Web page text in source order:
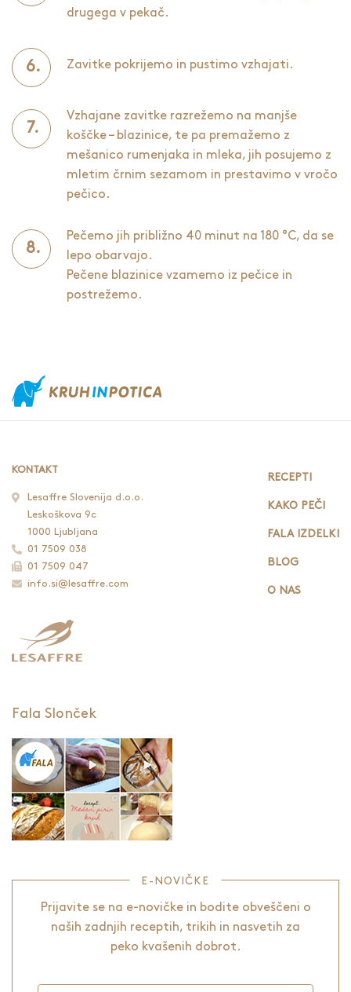
drugega v pekač.
Zavitke pokrijemo in pustimo vzhajati.
Vzhajane zavitke razrežemo na manjše
koščke – blazinice, te pa premažemo z
mešanico rumenjaka in mleka, jih posujemo z
mletim črnim sezamom in prestavimo v vročo
pečico.
Pečemo jih približno 40 minut na 180 °C, da se
lepo obarvajo.
Pečene blazinice vzamemo iz pečice in
postrežemo.
KONTAKT
Lesaffre Slovenija d.o.o.
Leskoškova 9c
1000 Ljubljana
01 7509 038
01 7509 047
info.si@lesaffre.com
RECEPTI
KAKO PEČI
FALA IZDELKI
BLOG
O NAS
Fala Slonček
E-NOVIČKE
Prijavite se na e-novičke in bodite obveščeni o
naših zadnjih receptih, trikih in nasvetih za
peko kvašenih dobrot.